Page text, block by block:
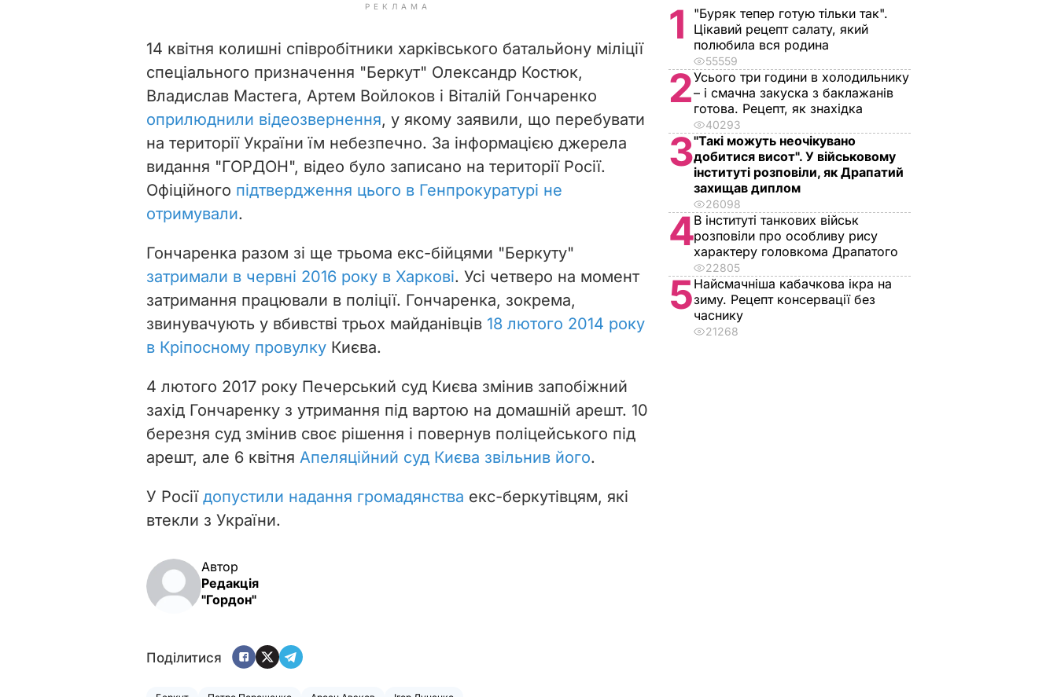
РЕКЛАМА
14 квітня колишні співробітники харківського батальйону міліції
спеціального призначення "Беркут" Олександр Костюк,
Владислав Мастега, Артем Войлоков і Віталій Гончаренко
оприлюднили відеозвернення, у якому заявили, що перебувати
на території України їм небезпечно. За інформацією джерела
видання "ГОРДОН", відео було записано на території Росії.
Офіційного підтвердження цього в Генпрокуратурі не
отримували.
Гончаренка разом зі ще трьома екс-бійцями "Беркуту"
затримали в червні 2016 року в Харкові. Усі четверо на момент
затримання працювали в поліції. Гончаренка, зокрема,
звинувачують у вбивстві трьох майданівців 18 лютого 2014 року
в Кріпосному провулку Києва.
4 лютого 2017 року Печерський суд Києва змінив запобіжний
захід Гончаренку з утримання під вартою на домашній арешт. 10
березня суд змінив своє рішення і повернув поліцейського під
арешт, але 6 квітня Апеляційний суд Києва звільнив його.
У Росії допустили надання громадянства екс-беркутівцям, які
втекли з України.
Автор
Редакція
"Гордон"
Поділитися
1
"Буряк тепер готую тільки так".
Цікавий рецепт салату, який
полюбила вся родина
55559
2Усього три години в холодильнику
– і смачна закуска з баклажанів
готова. Рецепт, як знахідка
40293
3"Такі можуть неочікувано
добитися висот". У військовому
інституті розповіли, як Драпатий
захищав диплом
26098
4В інституті танкових військ
розповіли про особливу рису
характеру головкома Драпатого
22805
5Найсмачніша кабачкова ікра на
зиму. Рецепт консервації без
часнику
21268